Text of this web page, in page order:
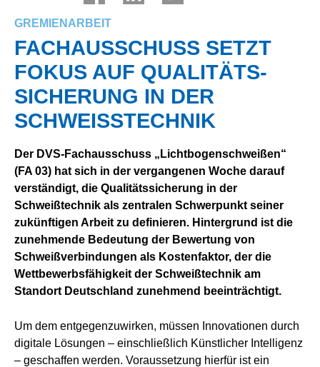
GREMIENARBEIT
FACH­AUS­SCHUSS SETZT
FOKUS AUF QUALITÄTS­
SICHERUNG IN DER
SCHWEISS­TECHNIK
Der DVS-Fachausschuss „Lichtbogenschweißen“
(FA 03) hat sich in der vergangenen Woche darauf
verständigt, die Qualitätssicherung in der
Schweißtechnik als zentralen Schwerpunkt seiner
zukünftigen Arbeit zu definieren. Hintergrund ist die
zunehmende Bedeutung der Bewertung von
Schweißverbindungen als Kostenfaktor, der die
Wettbewerbsfähigkeit der Schweißtechnik am
Standort Deutschland zunehmend beeinträchtigt.
Um dem entgegenzuwirken, müssen Innovationen durch
digitale Lösungen – einschließlich Künstlicher Intelligenz
– geschaffen werden. Voraussetzung hierfür ist ein